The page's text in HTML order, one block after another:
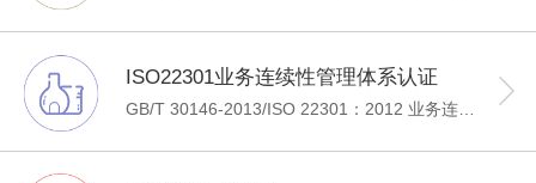
ISO22301业务连续性管理体系认证
GB/T 30146-2013/ISO 22301：2012 业务连续性管理体系（BCMS——BUSINESS CONTINUITY MANAGEMENT SYSTEM）是国内同等转换ISO业务连续性管理体系的国家标准。“业务连续性”的概念来源于计算机技术中的“容灾”和“恢复计划”，是一个组织整体或部分过程持续运行能力的指标。经过多年发展，“业务连续性”已广泛应用于各种规模的生产型和服务型组织，并进一步发展成为“业务联系性管理体系”（简称BCMS），成为各个组织整体管理体系中的核心部分。BCMS采用PDCA的过程方法，通过对风险的识别、分析和预警来帮助组织规避潜在事件的发生，并且制定完备的“业务连续性计划“，有效的应对中断发生后的快速恢复，保持核心功能正常运行，将损失和恢复成本降至最低。